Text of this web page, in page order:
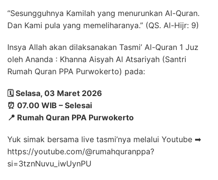
“Sesungguhnya Kamilah yang menurunkan Al-Quran.
Dan Kami pula yang memeliharanya.” (QS. Al-Hijr: 9)
Insya Allah akan dilaksanakan Tasmi’ Al-Quran 1 Juz
oleh Ananda : Khanna Aisyah Al Atsariyah (Santri
Rumah Quran PPA Purwokerto) pada:
🗓 Selasa, 03 Maret 2026
⏰ 07.00 WIB – Selesai
📍 Rumah Quran PPA Purwokerto
Yuk simak bersama live tasmi’nya melalui Youtube ➡
https://youtube.com/@rumahquranppa?
si=3tznNuvu_iwUynPU